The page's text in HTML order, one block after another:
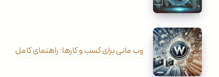
وب مانی برای کسب و کارها: راهنمای کامل